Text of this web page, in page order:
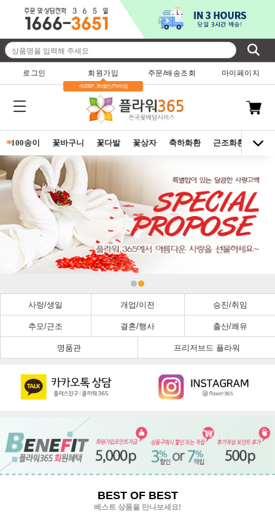
로그인 회원가입
+5,000P , 3%할인/7%적립
주문/배송조회 마이페이지
*100송이 꽃바구니 꽃다발 꽃상자 축하화환 근조화환 동양
사랑/생일 개업/이전 승진/취임
추모/근조 결혼/행사 출산/쾌유
명품관 프리저브드 플라워
BEST OF BEST
베스트 상품을 만나보세요!